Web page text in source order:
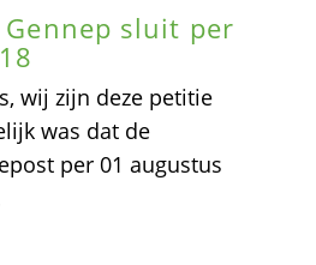
sluit per
wij zijn deze petitie
was dat de
per 01 augustus